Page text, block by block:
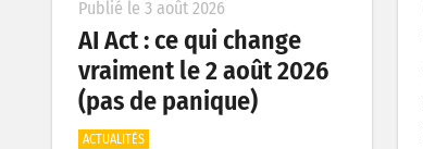
Publié le 3 août 2026
AI Act : ce qui change
vraiment le 2 août 2026
(pas de panique)
ACTUALITÉS